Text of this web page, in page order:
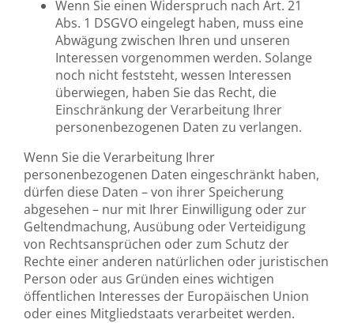
Wenn Sie einen Widerspruch nach Art. 21
Abs. 1 DSGVO eingelegt haben, muss eine
Abwägung zwischen Ihren und unseren
Interessen vorgenommen werden. Solange
noch nicht feststeht, wessen Interessen
überwiegen, haben Sie das Recht, die
Einschränkung der Verarbeitung Ihrer
personenbezogenen Daten zu verlangen.
Wenn Sie die Verarbeitung Ihrer
personenbezogenen Daten eingeschränkt haben,
dürfen diese Daten – von ihrer Speicherung
abgesehen – nur mit Ihrer Einwilligung oder zur
Geltendmachung, Ausübung oder Verteidigung
von Rechtsansprüchen oder zum Schutz der
Rechte einer anderen natürlichen oder juristischen
Person oder aus Gründen eines wichtigen
öffentlichen Interesses der Europäischen Union
oder eines Mitgliedstaats verarbeitet werden.